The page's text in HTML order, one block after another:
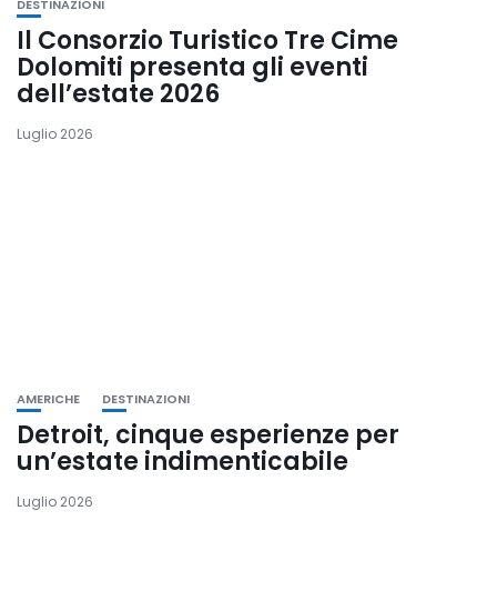
DESTINAZIONI
Il Consorzio Turistico Tre Cime
Dolomiti presenta gli eventi
dell’estate 2026
Luglio 2026
AMERICHE DESTINAZIONI
Detroit, cinque esperienze per
un’estate indimenticabile
Luglio 2026